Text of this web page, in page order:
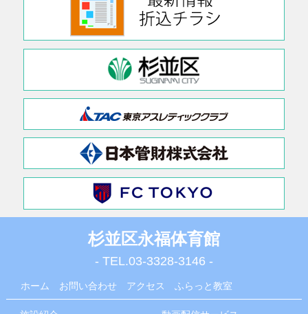
杉並区永福体育館
- TEL.03-3328-3146 -
ホーム お問い合わせ アクセス ふらっと教室